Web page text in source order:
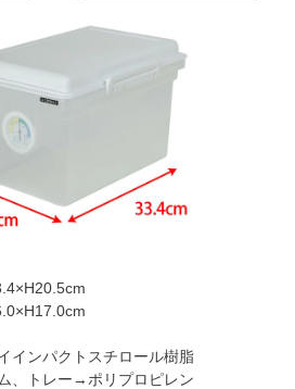
インパクトスチロール樹脂
、トレー→ポリプロピレン